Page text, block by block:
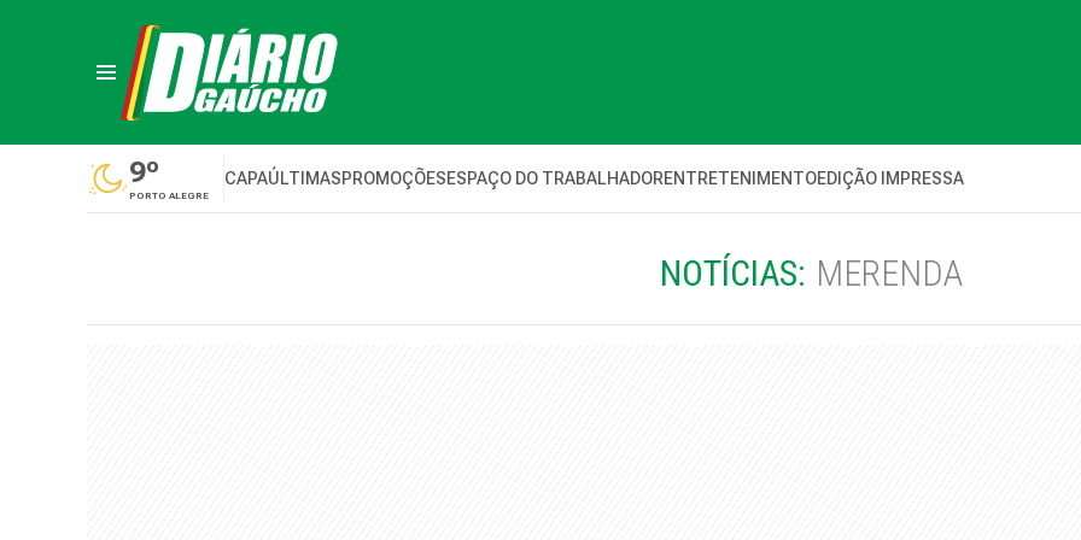
9º
PORTO ALEGRE
CAPAÚLTIMASPROMOÇÕESESPAÇO DO TRABALHADORENTRETENIMENTOEDIÇÃO IMPRESSA
NOTÍCIAS: MERENDA